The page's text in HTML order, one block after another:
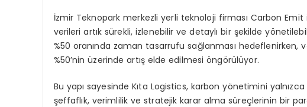
İzmir Teknopark merkezli yerli teknoloji firması Carbon
verileri artık sürekli, izlenebilir ve detaylı bir şekilde
%50 oranında zaman tasarrufu sağlanması
%50’nin üzerinde artış elde edilmesi öngörülüyor.
Bu yapı sayesinde Kıta Logistics, karbon yönetimini
şeffaflık, verimlilik ve stratejik karar alma süreçlerinin bir